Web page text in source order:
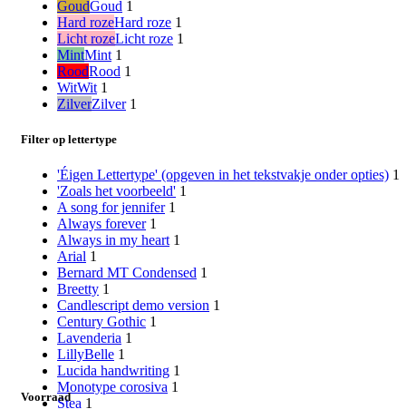
GoudGoud 1
Hard rozeHard roze 1
Licht rozeLicht roze 1
MintMint 1
RoodRood 1
WitWit 1
ZilverZilver 1
Filter op lettertype
'Éigen Lettertype' (opgeven in het tekstvakje onder opties) 1
'Zoals het voorbeeld' 1
A song for jennifer 1
Always forever 1
Always in my heart 1
Arial 1
Bernard MT Condensed 1
Breetty 1
Candlescript demo version 1
Century Gothic 1
Lavenderia 1
LillyBelle 1
Lucida handwriting 1
Monotype corosiva 1
Stea 1
Voorraad